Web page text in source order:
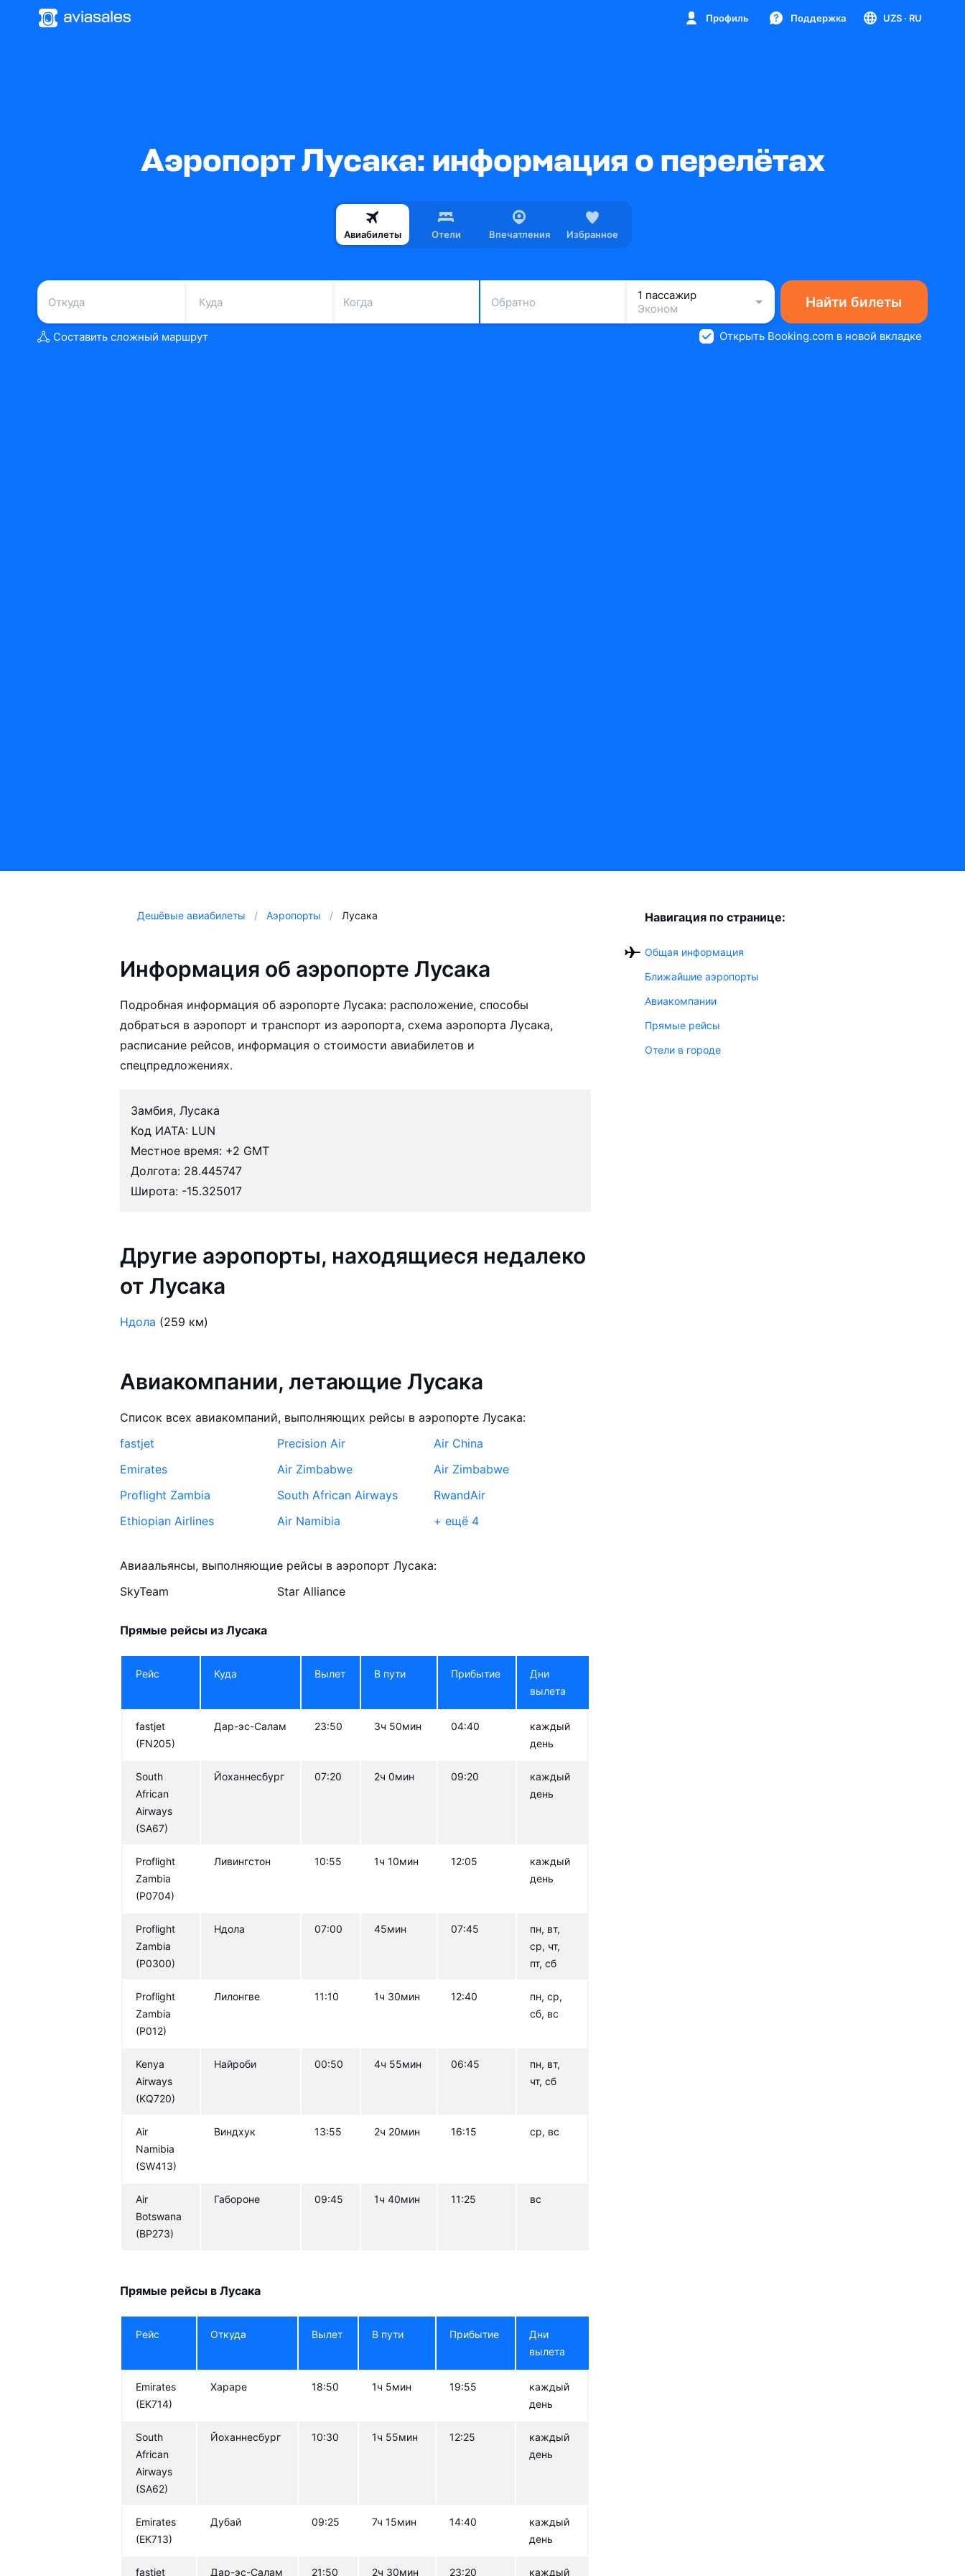
Профиль Поддержка UZS · RU
Аэропорт Лусака: информация о перелётах
Авиабилеты Отели Впечатления Избранное
Когда Обратно
1 пассажир
Эконом
Найти билеты
Составить сложный маршрут Открыть Booking.com в новой вкладке
Дешёвые авиабилеты Аэропорты Лусака
Информация об аэропорте Лусака
Подробная информация об аэропорте Лусака: расположение, способы
добраться в аэропорт и транспорт из аэропорта, схема аэропорта Лусака,
расписание рейсов, информация о стоимости авиабилетов и
спецпредложениях.
Замбия, Лусака
Код ИАТА: LUN
Местное время: +2 GMT
Долгота: 28.445747
Широта: -15.325017
Другие аэропорты, находящиеся недалеко
от Лусака
Ндола (259 км)
Авиакомпании, летающие Лусака
Список всех авиакомпаний, выполняющих рейсы в аэропорте Лусака:
fastjet
Precision Air
Air China
Emirates
Air Zimbabwe
Air Zimbabwe
Proflight Zambia
South African Airways
RwandAir
Ethiopian Airlines
Air Namibia
+ ещё 4
Air Botswana
Авиаальянсы, выполняющие рейсы в аэропорт Лусака:
SkyTeam
Star Alliance
Прямые рейсы из Лусака
Рейс Куда Вылет В пути Прибытие
Дни
вылета
fastjet
(FN205)
Дар-эс-Салам 23:50 3ч 50мин 04:40
каждый
день
South
African
Airways
(SA67)
Йоханнесбург 07:20 2ч 0мин 09:20
каждый
день
Proflight
Zambia
(P0704)
Ливингстон 10:55 1ч 10мин 12:05
каждый
день
Proflight
Zambia
(P0300)
Ндола 07:00 45мин 07:45
пн, вт,
ср, чт,
пт, сб
Proflight
Zambia
(P012)
Лилонгве 11:10 1ч 30мин 12:40
пн, ср,
сб, вс
Kenya
Airways
(KQ720)
Найроби 00:50 4ч 55мин 06:45
пн, вт,
чт, сб
Air
Namibia
(SW413)
Виндхук 13:55 2ч 20мин 16:15 ср, вс
Air
Botswana
(BP273)
Габороне 09:45 1ч 40мин 11:25 вс
Прямые рейсы в Лусака
Рейс Откуда Вылет В пути Прибытие
Дни
вылета
Emirates
(EK714)
Хараре 18:50 1ч 5мин 19:55
каждый
день
South
African
Airways
(SA62)
Йоханнесбург 10:30 1ч 55мин 12:25
каждый
день
Emirates
(EK713)
Дубай 09:25 7ч 15мин 14:40
каждый
день
fastjet Дар-эс-Салам 21:50 2ч 30мин 23:20 каждый
Навигация по странице:
Общая информация
Ближайшие аэропорты
Авиакомпании
Прямые рейсы
Отели в городе